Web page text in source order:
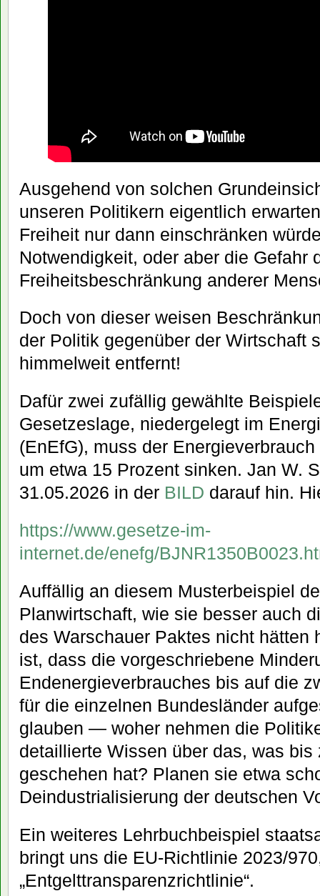
Ausgehend von solchen
unseren Politikern eigentlich
Freiheit nur dann einschränken
Notwendigkeit, oder aber die Gefahr
Freiheitsbeschränkung anderer
Doch von dieser weisen
der Politik gegenüber der Wirtschaft
himmelweit entfernt!
Dafür zwei zufällig gewählte
Gesetzeslage, niedergelegt im
(EnEfG), muss der
um etwa 15 Prozent sinken. Jan W.
31.05.2026 in der BILD darauf hin.
https://www.gesetze-im-
internet.de/enefg/
Auffällig an diesem Musterbeispiel
Planwirtschaft, wie sie besser auch
des Warschauer Paktes nicht hätten
ist, dass die vorgeschriebene
Endenergieverbrauches bis auf die
für die einzelnen Bundesländer
glauben — woher nehmen die
detaillierte Wissen über das, was bis
geschehen hat? Planen sie etwa
Deindustrialisierung der deutschen
Ein weiteres Lehrbuchbeispiel
bringt uns die EU-Richtlinie 2023/
„Entgelttransparenzrichtlinie“.